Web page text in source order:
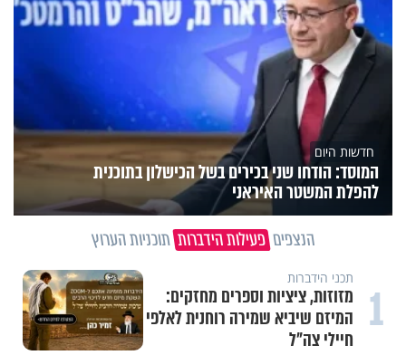
חדשות היום
המוסד: הודחו שני בכירים בשל הכישלון בתוכנית
להפלת המשטר האיראני
הנצפים פעילות הידברות תוכניות הערוץ
1 תכני הידברות
מזוזות, ציציות וספרים מחזקים:
המיזם שיביא שמירה רוחנית לאלפי
חיילי צה"ל